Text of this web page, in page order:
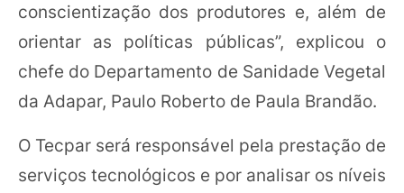
conscientização dos produtores e, além de
orientar as políticas públicas”, explicou o
chefe do Departamento de Sanidade Vegetal
da Adapar, Paulo Roberto de Paula Brandão.
O Tecpar será responsável pela prestação de
serviços tecnológicos e por analisar os níveis